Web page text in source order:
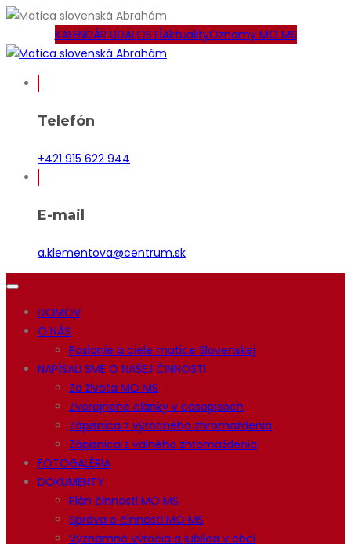
KALENDÁR UDALOSTÍAktualityOznamy MO MS
Telefón
+421 915 622 944
E-mail
a.klementova@centrum.sk
DOMOV
O NÁS
Poslanie a ciele matice Slovenskej
NAPÍSALI SME O NAŠEJ ČINNOSTI
Zo života MO MS
Zverejnené články v časopisoch
Zápisnica z výročného zhromaždenia
Zápisnica z valného zhromaždenia
FOTOGALÉRIA
DOKUMENTY
Plán činnosti MO MS
Správa o činnosti MO MS
Významné výročia a jubilea v obci